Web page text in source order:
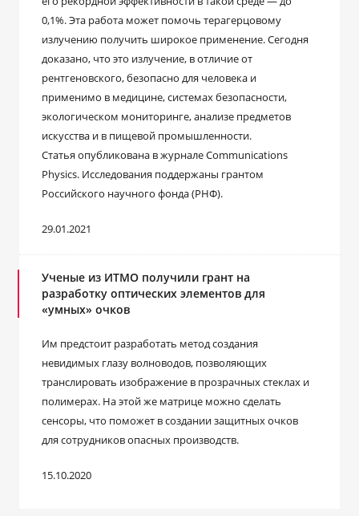
0,1%. Эта работа может помочь терагерцовому
излучению получить широкое применение. Сегодня
доказано, что это излучение, в отличие от
рентгеновского, безопасно для человека и
применимо в медицине, системах безопасности,
экологическом мониторинге, анализе предметов
искусства и в пищевой промышленности.
Статья опубликована в журнале Communications
Physics. Исследования поддержаны грантом
Российского научного фонда (РНФ).
29.01.2021
Ученые из ИТМО получили грант на
разработку оптических элементов для
«умных» очков
Им предстоит разработать метод создания
невидимых глазу волноводов, позволяющих
транслировать изображение в прозрачных стеклах и
полимерах. На этой же матрице можно сделать
сенсоры, что поможет в создании защитных очков
для сотрудников опасных производств.
15.10.2020